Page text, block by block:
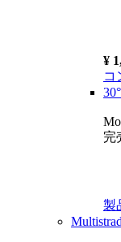
¥
コ
完
製